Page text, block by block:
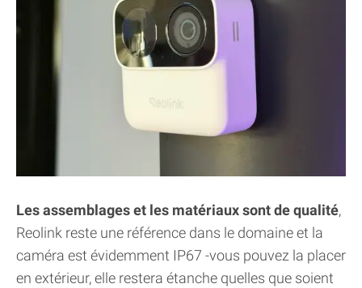
Les assemblages et les matériaux sont de qualité,
Reolink reste une référence dans le domaine et la
caméra est évidemment IP67 -vous pouvez la placer
en extérieur, elle restera étanche quelles que soient